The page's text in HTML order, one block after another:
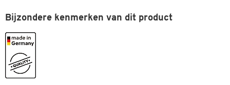
Uitvoering zijvakken Opschortingsdossierapparaat
Verrijdbaar
Kleuren
Kleur
Bijzondere kenmerken van dit product